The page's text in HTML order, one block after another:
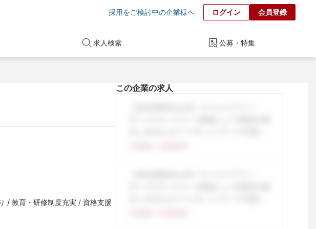
採用をご検討中の企業様へ ログイン 会員登録
求人検索 公募・特集
/ 教育・研修制度充実 / 資格支援
この企業の求人